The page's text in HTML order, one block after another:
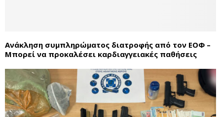
Ανάκληση συμπληρώματος διατροφής από τον ΕΟΦ –
Μπορεί να προκαλέσει καρδιαγγειακές παθήσεις